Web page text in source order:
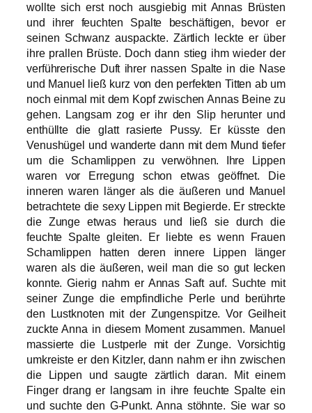
wollte sich erst noch ausgiebig mit Annas Brüsten
und ihrer feuchten Spalte beschäftigen, bevor er
seinen Schwanz auspackte. Zärtlich leckte er über
ihre prallen Brüste. Doch dann stieg ihm wieder der
verführerische Duft ihrer nassen Spalte in die Nase
und Manuel ließ kurz von den perfekten Titten ab um
noch einmal mit dem Kopf zwischen Annas Beine zu
gehen. Langsam zog er ihr den Slip herunter und
enthüllte die glatt rasierte Pussy. Er küsste den
Venushügel und wanderte dann mit dem Mund tiefer
um die Schamlippen zu verwöhnen. Ihre Lippen
waren vor Erregung schon etwas geöffnet. Die
inneren waren länger als die äußeren und Manuel
betrachtete die sexy Lippen mit Begierde. Er streckte
die Zunge etwas heraus und ließ sie durch die
feuchte Spalte gleiten. Er liebte es wenn Frauen
Schamlippen hatten deren innere Lippen länger
waren als die äußeren, weil man die so gut lecken
konnte. Gierig nahm er Annas Saft auf. Suchte mit
seiner Zunge die empfindliche Perle und berührte
den Lustknoten mit der Zungenspitze. Vor Geilheit
zuckte Anna in diesem Moment zusammen. Manuel
massierte die Lustperle mit der Zunge. Vorsichtig
umkreiste er den Kitzler, dann nahm er ihn zwischen
die Lippen und saugte zärtlich daran. Mit einem
Finger drang er langsam in ihre feuchte Spalte ein
und suchte den G-Punkt. Anna stöhnte. Sie war so